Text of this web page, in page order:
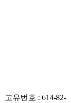
유번호 : 614-82-